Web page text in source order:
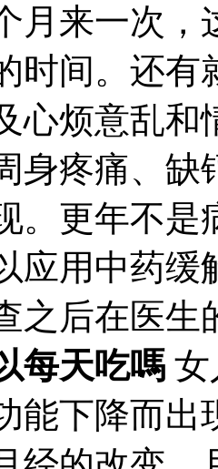
月来一次，
时间。还有
心烦意乱和
身疼痛、
。更年不是
应用中药
之后在医生
每天吃嗎 女
能下降而出